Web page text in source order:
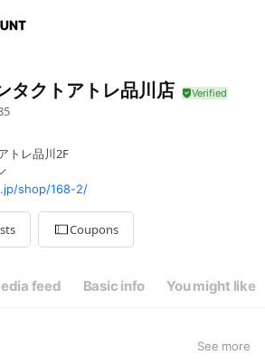
タクトアトレ品川店
トレ品川2F
shop/168-2/
Coupons
feed Basic info You might like
See more